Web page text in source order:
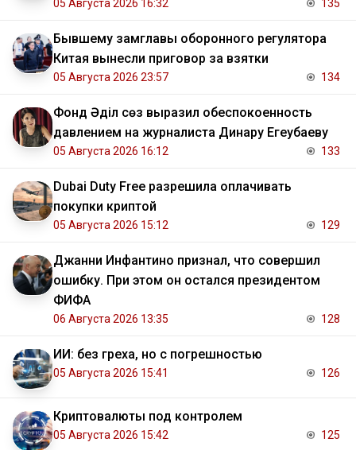
05 Августа 2026 16:32 135
Бывшему замглавы оборонного регулятора
Китая вынесли приговор за взятки
05 Августа 2026 23:57 134
Фонд Әділ сөз выразил обеспокоенность
давлением на журналиста Динару Егеубаеву
05 Августа 2026 16:12 133
Dubai Duty Free разрешила оплачивать
покупки криптой
05 Августа 2026 15:12 129
Джанни Инфантино признал, что совершил
ошибку. При этом он остался президентом
ФИФА
06 Августа 2026 13:35 128
ИИ: без греха, но с погрешностью
05 Августа 2026 15:41 126
Криптовалюты под контролем
05 Августа 2026 15:42 125